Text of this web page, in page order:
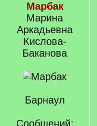
Марбак
Марина
Аркадьевна
Кислова-
Баканова
Барнаул
Сообщений: